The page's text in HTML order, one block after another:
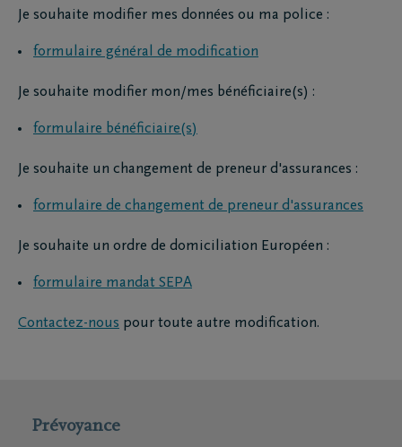
Je souhaite modifier mes données ou ma police :
formulaire général de modification
Je souhaite modifier mon/mes bénéficiaire(s) :
formulaire bénéficiaire(s)
Je souhaite un changement de preneur d'assurances :
formulaire de changement de preneur d'assurances
Je souhaite un ordre de domiciliation Européen :
formulaire mandat SEPA
Contactez-nous pour toute autre modification.
Prévoyance